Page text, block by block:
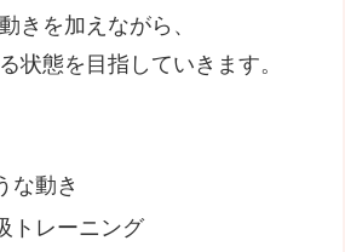
きを加えながら、
状態を目指していきます。
な動き
トレーニング